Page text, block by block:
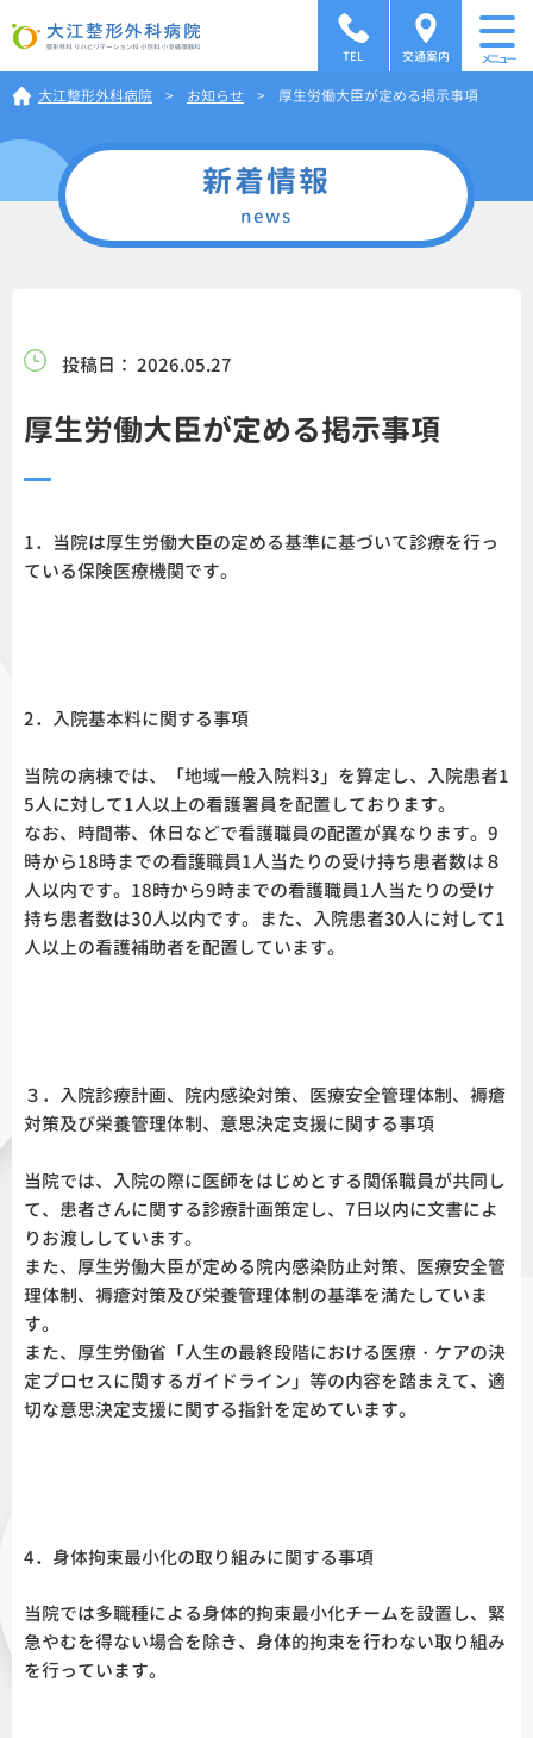
TEL 交通案内 メニュー
大江整形外科病院 > お知らせ > 厚生労働大臣が定める掲示事項
新着情報
news
投稿日： 2026.05.27
厚生労働大臣が定める掲示事項
1．当院は厚生労働大臣の定める基準に基づいて診療を行っ
ている保険医療機関です。
2．入院基本料に関する事項
当院の病棟では、「地域一般入院料3」を算定し、入院患者1
5人に対して1人以上の看護署員を配置しております。
なお、時間帯、休日などで看護職員の配置が異なります。9
時から18時までの看護職員1人当たりの受け持ち患者数は８
人以内です。18時から9時までの看護職員1人当たりの受け
持ち患者数は30人以内です。また、入院患者30人に対して1
人以上の看護補助者を配置しています。
３．入院診療計画、院内感染対策、医療安全管理体制、褥瘡
対策及び栄養管理体制、意思決定支援に関する事項
当院では、入院の際に医師をはじめとする関係職員が共同し
て、患者さんに関する診療計画策定し、7日以内に文書によ
りお渡ししています。
また、厚生労働大臣が定める院内感染防止対策、医療安全管
理体制、褥瘡対策及び栄養管理体制の基準を満たしていま
す。
また、厚生労働省「人生の最終段階における医療・ケアの決
定プロセスに関するガイドライン」等の内容を踏まえて、適
切な意思決定支援に関する指針を定めています。
4．身体拘束最小化の取り組みに関する事項
当院では多職種による身体的拘束最小化チームを設置し、緊
急やむを得ない場合を除き、身体的拘束を行わない取り組み
を行っています。